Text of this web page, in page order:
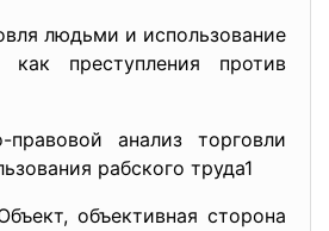
и использование
как преступления против
правовой анализ торговли
рабского труда1
сторона